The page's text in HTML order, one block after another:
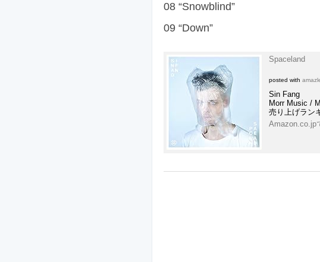
08 “Snowblind”
09 “Down”
Spaceland
posted with
Sin Fang
Morr Music /
売り上げラン
Amazon.co.jp